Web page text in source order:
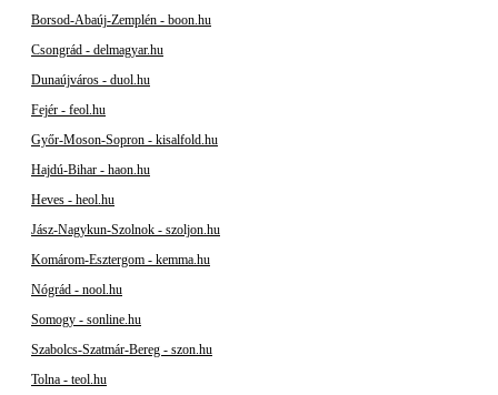
Borsod-Abaúj-Zemplén - boon.hu
Csongrád - delmagyar.hu
Dunaújváros - duol.hu
Fejér - feol.hu
Győr-Moson-Sopron - kisalfold.hu
Hajdú-Bihar - haon.hu
Heves - heol.hu
Jász-Nagykun-Szolnok - szoljon.hu
Komárom-Esztergom - kemma.hu
Nógrád - nool.hu
Somogy - sonline.hu
Szabolcs-Szatmár-Bereg - szon.hu
Tolna - teol.hu